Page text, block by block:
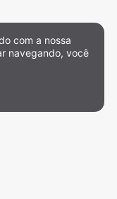
com a nossa
navegando, você